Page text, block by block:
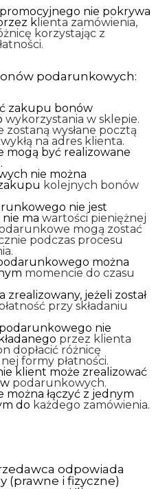
nie pokrywa
k lienta zamówienia,
korzystając z
podarunkowych:
zakupu bonów
wykorzystania w sklepie.
wysłane pocztą
na adres klienta.
mogą być realizowane
nie można
kolejnych bonów
nie jest
ma wartości pieniężnej
mogą zostać
podczas procesu
można
momencie do czasu
zrealizowany, jeżeli został
przy składaniu
nie
przez klienta
dopłacić różnicę
formy płatności.
klient może zrealizować
podarunkowych.
łączyć z jednym
do każdego zamówienia.
odpowiada
(prawne i fizyczne)